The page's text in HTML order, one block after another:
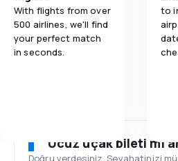
With flights from over
500 airlines, we'll find
your perfect match
in seconds.
to
Ucuz uçak bileti mi
Doğru yerdesiniz. Seyahatinizi